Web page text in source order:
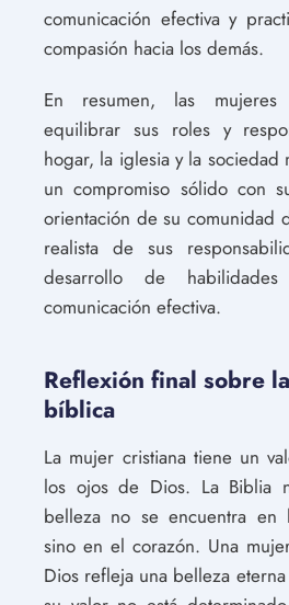
comunicación efectiva y
compasión hacia los demás.
En resumen, las mujeres
equilibrar sus roles y
hogar, la iglesia y la sociedad
un compromiso sólido con
orientación de su comunidad
realista de sus
desarrollo de
comunicación efectiva.
Reflexión final sobre
bíblica
La mujer cristiana tiene un
los ojos de Dios. La Biblia
belleza no se encuentra en
sino en el corazón. Una
Dios refleja una belleza